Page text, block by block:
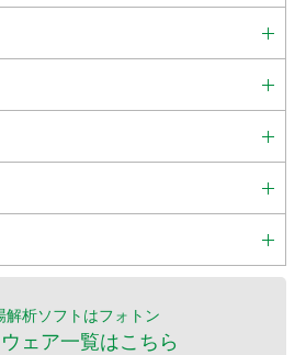
解析ソフトはフォトン
ェア一覧はこちら